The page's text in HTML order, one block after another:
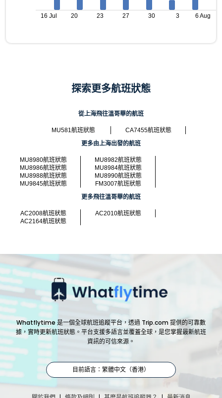
16 Jul 20 23 27 30 3 6 Aug
探索更多航班狀態
從上海飛往溫哥華的航班
MU581航班狀態
CA7455航班狀態
更多由上海出發的航班
MU8980航班狀態
MU8982航班狀態
MU8986航班狀態
MU8984航班狀態
MU8988航班狀態
MU8990航班狀態
MU9845航班狀態
FM3007航班狀態
更多飛往溫哥華的航班
AC2008航班狀態
AC2010航班狀態
AC2164航班狀態
Whatflytime 是一個全球航班追蹤平台，透過 Trip.com 提供的可靠數
據，實時更新航班狀態。平台支援多語言並覆蓋全球，是您掌握最新航班
資訊的可信來源。
目前語言：繁體中文（香港）